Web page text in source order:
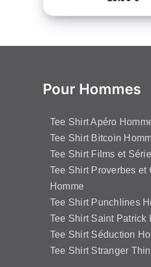
Pour Hommes
Tee Shirt Apéro
Tee Shirt Bitcoin
Tee Shirt Films et
Tee Shirt Proverbes et
Homme
Tee Shirt Punchlines
Tee Shirt Saint Patrick
Tee Shirt Séduction
Tee Shirt Stranger